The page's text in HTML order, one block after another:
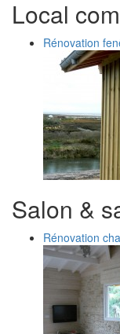
Local
Rénovation
Salon &
Rénovation